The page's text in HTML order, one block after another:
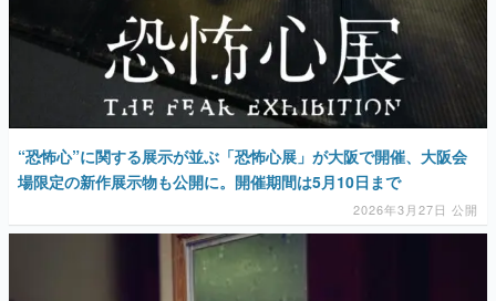
“恐怖心”に関する展示が並ぶ「恐怖心展」が大阪で開催、大阪会
場限定の新作展示物も公開に。開催期間は5月10日まで
2026年3月27日 公開